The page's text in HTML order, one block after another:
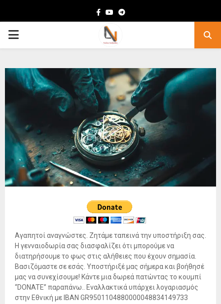
Facebook
YoutubeTelegram
PRIMARY
Αγαπητοί αναγνώστες. Ζητάμε ταπεινά την υποστήριξη σας.
Η γενναιοδωρία σας διασφαλίζει ότι μπορούμε να
διατηρήσουμε το φως στις αλήθειες που έχουν σημασία.
Βασιζόμαστε σε εσάς. Υποστήριξέ μας σήμερα και βοήθησέ
μας να συνεχίσουμε! Κάντε μια δωρεά πατώντας το κουμπί
“DONATE” παραπάνω.. Εναλλακτικά υπάρχει λογαριασμός
στην Εθνική με IBAN GR9501104880000048834149733